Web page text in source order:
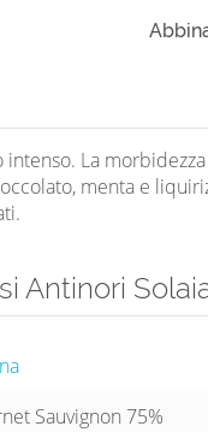
La
menta e
Antinori
Sauvignon 75%